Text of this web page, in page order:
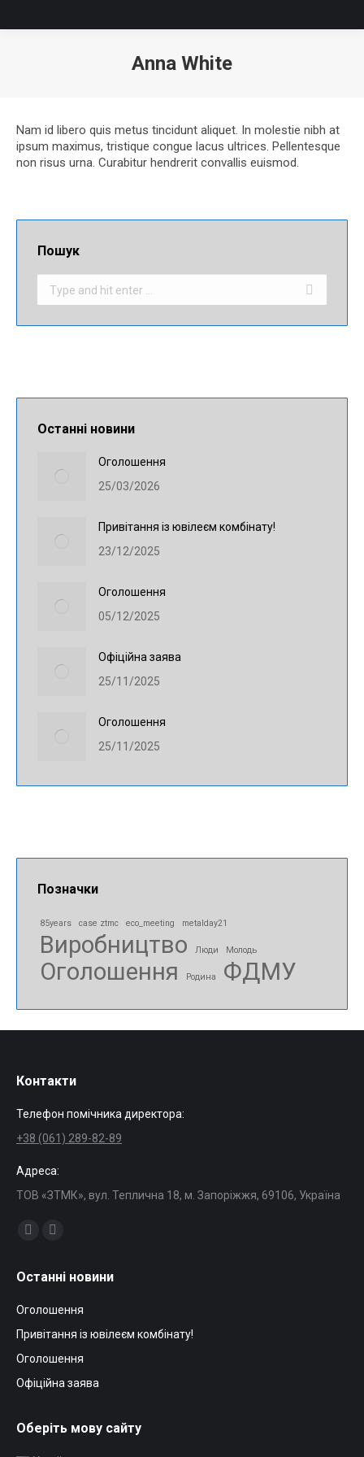
Anna White
Nam id libero quis metus tincidunt aliquet. In molestie nibh at
ipsum maximus, tristique congue lacus ultrices. Pellentesque
non risus urna. Curabitur hendrerit convallis euismod.
Пошук
Search:
Останні новини
Оголошення
25/03/2026
Привітання із ювілеєм комбінату!
23/12/2025
Оголошення
05/12/2025
Офіційна заява
25/11/2025
Оголошення
25/11/2025
Позначки
85years case ztmc eco_meeting metalday21
Виробництво Люди Молодь
Оголошення Родина ФДМУ
Контакти
Телефон помічника директора:
+38 (061) 289-82-89
Адреса:
ТОВ «ЗТМК», вул. Теплична 18, м. Запоріжжя, 69106, Україна
Find us on:
opensopens
Останні новини
Оголошення
Привітання із ювілеєм комбінату!
Оголошення
Офіційна заява
Оберіть мову сайту